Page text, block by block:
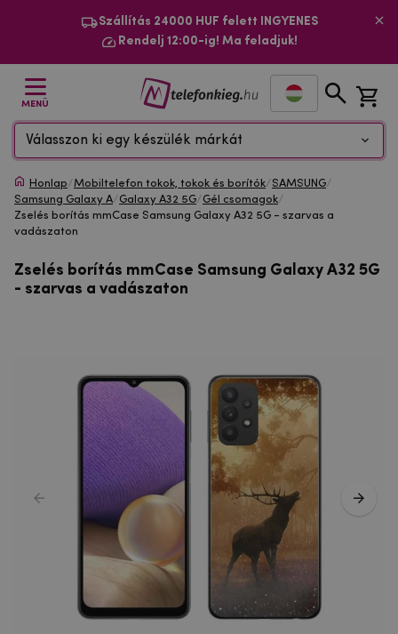
Szállítás 24000 HUF felett INGYENES
Rendelj 12:00-ig! Ma feladjuk!
MENÜ
Válasszon ki egy készülék márkát
Honlap/Mobiltelefon tokok, tokok és borítók/SAMSUNG/
Samsung Galaxy A/Galaxy A32 5G/Gél csomagok/
Zselés borítás mmCase Samsung Galaxy A32 5G - szarvas a
vadászaton
Zselés borítás mmCase Samsung Galaxy A32 5G
- szarvas a vadászaton